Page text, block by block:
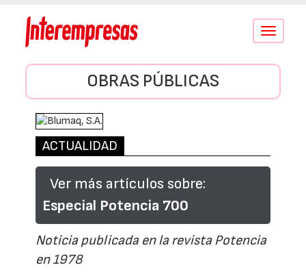
Conmutar
OBRAS PÚBLICAS
ACTUALIDAD
Ver más artículos sobre:
Especial Potencia 700
Noticia publicada en la revista Potencia
en 1978